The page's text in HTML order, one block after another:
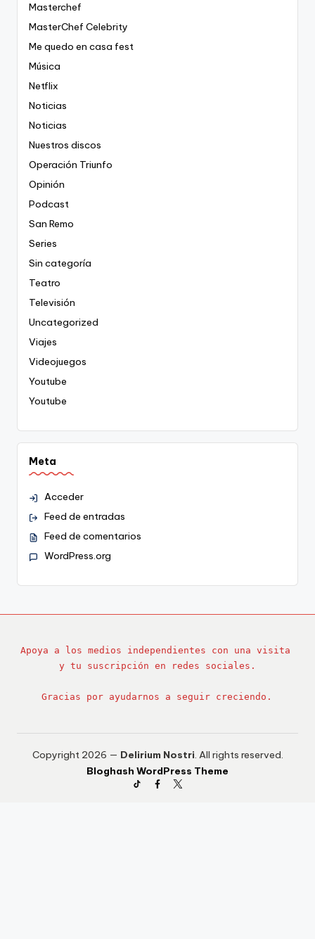
Masterchef
MasterChef Celebrity
Me quedo en casa fest
Música
Netflix
Noticias
Noticias
Nuestros discos
Operación Triunfo
Opinión
Podcast
San Remo
Series
Sin categoría
Teatro
Televisión
Uncategorized
Viajes
Videojuegos
Youtube
Youtube
Meta
Acceder
Feed de entradas
Feed de comentarios
WordPress.org
Apoya a los medios independientes con una visita
y tu suscripción en redes sociales.
Gracias por ayudarnos a seguir creciendo.
Copyright 2026 — Delirium Nostri. All rights reserved.
Bloghash WordPress Theme
TikTokFacebook
Twitter